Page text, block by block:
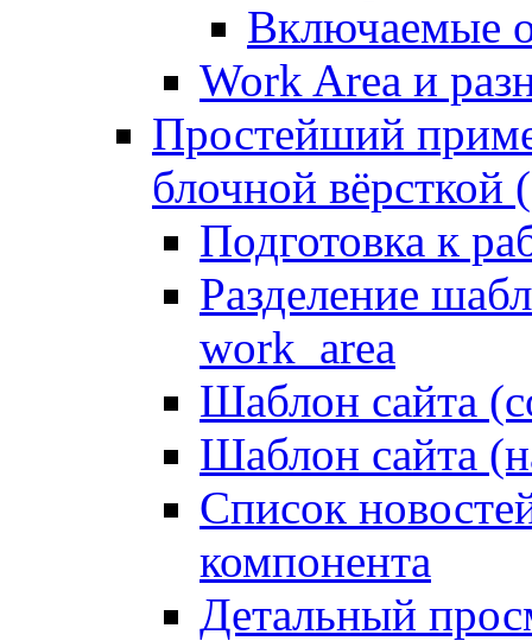
Включаемые
Work Area и
Простейший
блочной вёрсткой
Подготовка к
Разделение
work_area
Шаблон сайта
Шаблон сайта
Список
компонента
Детальный